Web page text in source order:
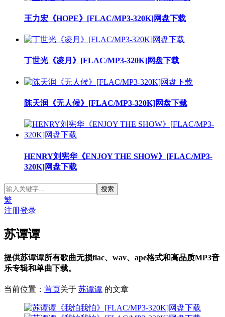
王力宏《HOPE》[FLAC/MP3-320K]网盘下载
丁世光《凌月》[FLAC/MP3-320K]网盘下载
陈天润《无人候》[FLAC/MP3-320K]网盘下载
HENRY刘宪华《ENJOY THE SHOW》[FLAC/MP3-
320K]网盘下载
繁
注册登录
苏谭谭
提供苏谭谭所有歌曲无损flac、wav、ape格式和高品质MP3音
乐专辑和单曲下载。
当前位置： 首页关于 苏谭谭 的文章